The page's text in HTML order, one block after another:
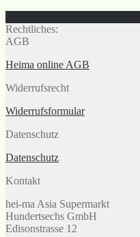
Rechtliches:
AGB
Heima online AGB
Widerrufsrecht
Widerrufsformular
Datenschutz
Datenschutz
Kontakt
hei-ma Asia Supermarkt
Hundertsechs GmbH
Edisonstrasse 12